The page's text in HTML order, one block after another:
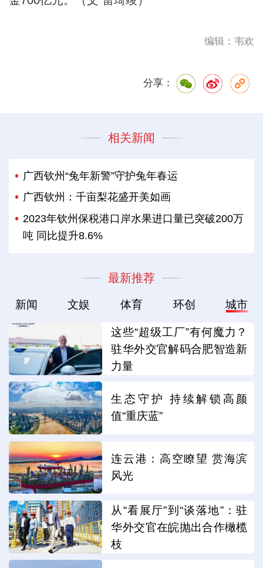
编辑：韦欢
分享：
相关新闻
广西钦州“兔年新警”守护兔年春运
广西钦州：千亩梨花盛开美如画
2023年钦州保税港口岸水果进口量已突破200万
吨 同比提升8.6%
最新推荐
新闻 文娱 体育 环创 城市
这些“超级工厂”有何魔力？
驻华外交官解码合肥智造新
力量
生态守护 持续解锁高颜
值“重庆蓝”
连云港：高空瞭望 赏海滨
风光
从“看展厅”到“谈落地”：驻
华外交官在皖抛出合作橄榄
枝